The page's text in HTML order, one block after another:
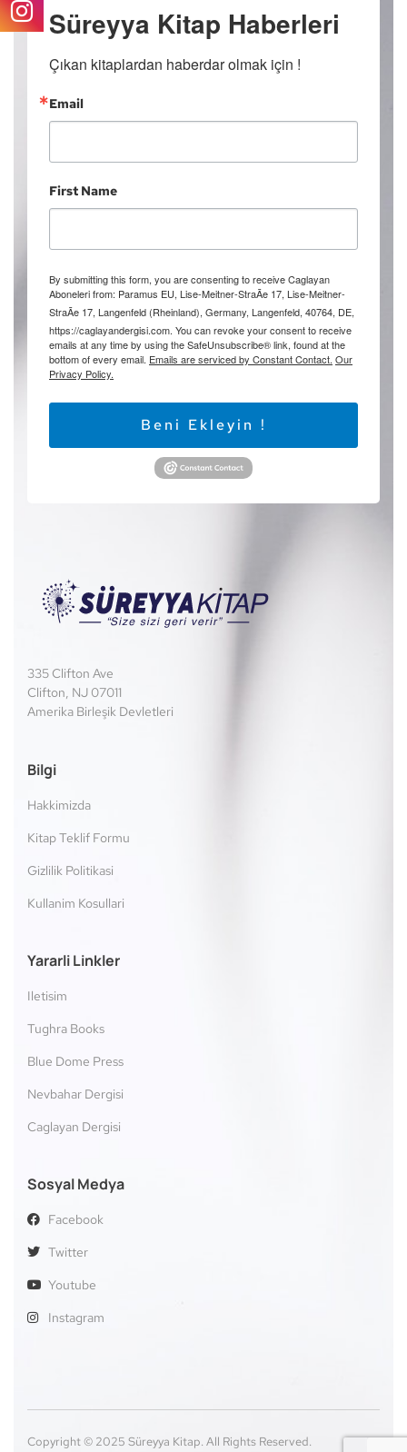
Süreyya Kitap Haberleri
Çıkan kitaplardan haberdar olmak için !
Email
First Name
By submitting this form, you are consenting to receive Caglayan
Aboneleri from: Paramus EU, Lise-Meitner-StraÃe 17, Lise-Meitner-
StraÃe 17, Langenfeld (Rheinland), Germany, Langenfeld, 40764, DE,
https://caglayandergisi.com. You can revoke your consent to receive
emails at any time by using the SafeUnsubscribe® link, found at the
bottom of every email. Emails are serviced by Constant Contact. Our
Privacy Policy.
Beni Ekleyin !
335 Clifton Ave
Clifton, NJ 07011
Amerika Birleşik Devletleri
Bilgi
Hakkimizda
Kitap Teklif Formu
Gizlilik Politikasi
Kullanim Kosullari
Yararli Linkler
Iletisim
Tughra Books
Blue Dome Press
Nevbahar Dergisi
Caglayan Dergisi
Sosyal Medya
Facebook
Twitter
Youtube
Instagram
Copyright © 2025 Süreyya Kitap. All Rights Reserved.